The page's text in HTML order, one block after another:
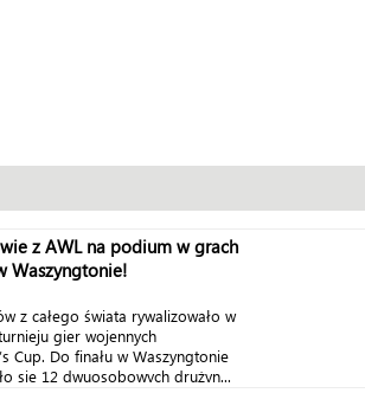
z AWL na podium w grach
Waszyngtonie!
z całego świata rywalizowało w
gier wojennych
Cup. Do finału w Waszyngtonie
się 12 dwuosobowych drużyn...